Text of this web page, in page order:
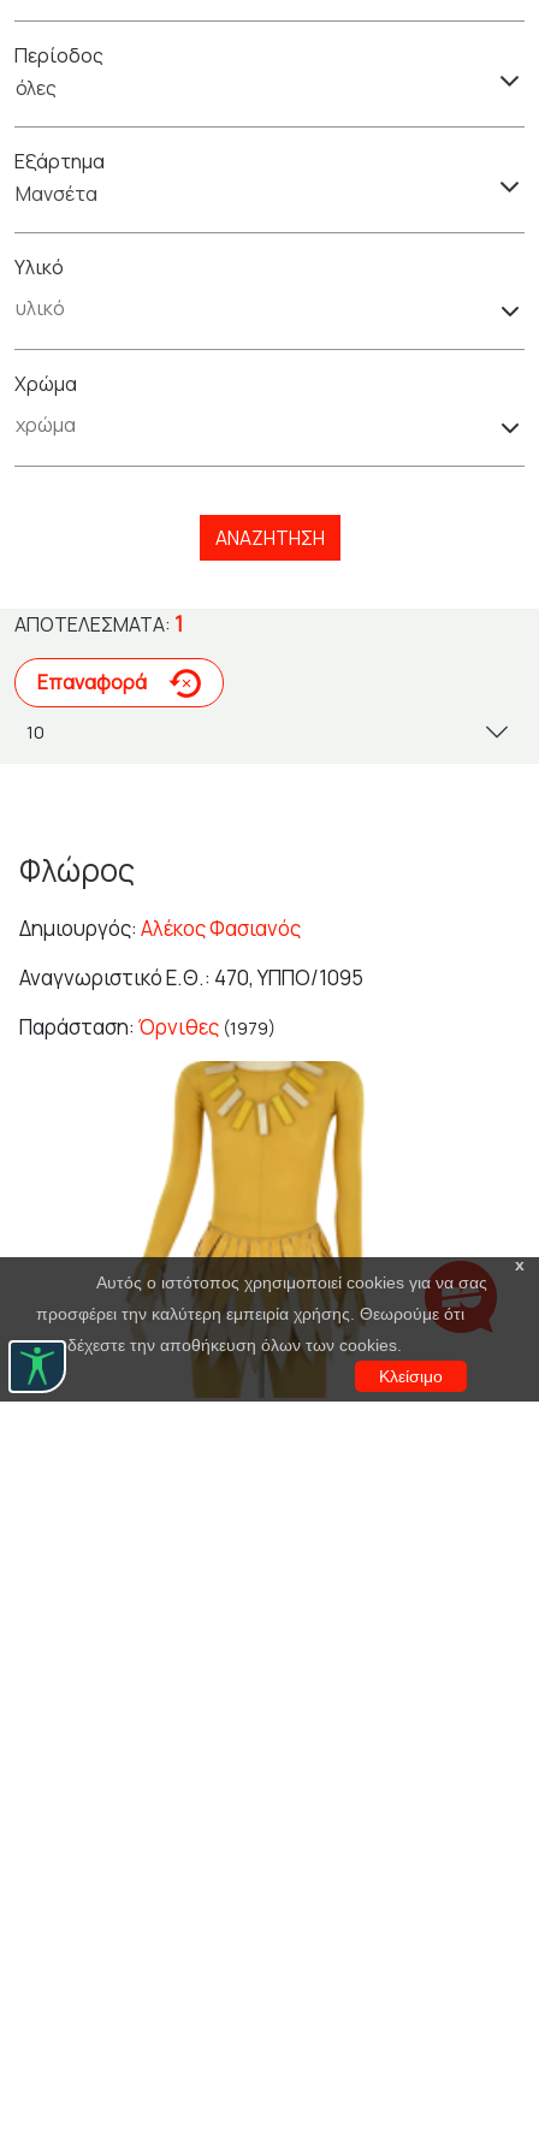
Περίοδος
όλες
Εξάρτημα
Μανσέτα
Υλικό
Χρώμα
ΑΝΑΖΉΤΗΣΗ
ΑΠΟΤΕΛΈΣΜΑΤΑ: 1
Επαναφορά
Φλώρος
Δημιουργός: Αλέκος Φασιανός
Αναγνωριστικό Ε.Θ.: 470, YΠΠΟ/1095
Παράσταση: Όρνιθες (1979)
x
Αυτός ο ιστότοπος χρησιμοποιεί cookies για να σας
προσφέρει την καλύτερη εμπειρία χρήσης. Θεωρούμε ότι
αποδέχεστε την αποθήκευση όλων των cookies.
Κλείσιμο